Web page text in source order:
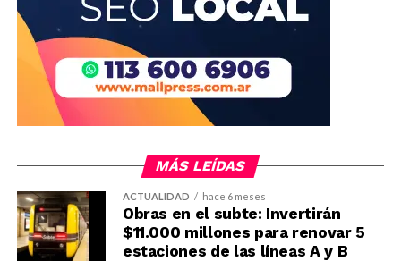
MÁS LEÍDAS
ACTUALIDAD hace 6 meses
Obras en el subte: Invertirán
$11.000 millones para renovar 5
estaciones de las líneas A y B